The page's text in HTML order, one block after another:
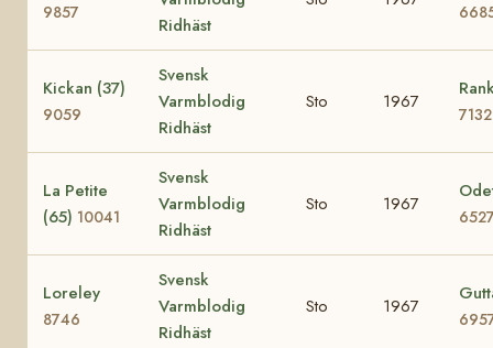
9857
Ridhäst
Kickan (37)
9059
Svensk
Varmblodig
Ridhäst
Sto 1967
7132
La Petite
(65) 10041
Svensk
Varmblodig
Ridhäst
Sto 1967
Loreley
8746
Svensk
Varmblodig
Ridhäst
Sto 1967